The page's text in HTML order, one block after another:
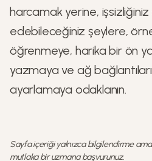
harcamak yerine, işsizliğiniz
edebileceğiniz şeylere,
öğrenmeye, harika bir ön
yazmaya ve ağ
ayarlamaya odaklanın.
Sayfa içeriği yalnızca bilgilendirme
mutlaka bir uzmana başvurunuz.